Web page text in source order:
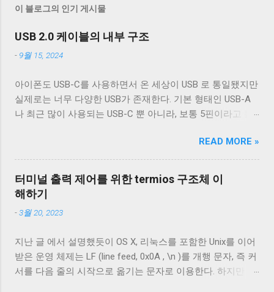
용되는 X86의 경우 메모리에...
C++에서 volatile 은 멀티 스레드와 아무런 관련이 없다. 이는
과거 C 표준에 스레드와 관련된 내용이 없던 시절에 추가된
이후로 지금까지 스펙이 변경되지 않았기 때문이다. 그래서
C++의 volatile 은 싱글 스레드 코드에서 변수의 접근이 최적
때 a += 1 을 반복하는 코드가 3회 반복될 때, 이 중간에 a 에
접근하는 코드가 없으면, 이 코드는 a += 3 으로 최적화될 수
있다. 만약 중간에 a 에 접근하는 코드가 있어도, 매번 a 를 메
수 있다. 하지만 a 의 타입이 volatile int 였다면, 이와 같은 최
적화는 할 수 없고 a 를 메모리에서 읽어 1을 더하여 메모리
에 쓰는 코드가 3번 들어가야 한다. 하지만 리오더링 되는 것
을 막지 않는다. 따라서 의존성이 없는 두 변수가 volatile로 선
이 블로그의 인기 게시물
USB 2.0 케이블의 내부 구조
- 9월 15, 2024
아이폰도 USB-C를 사용하면서 온 세상이 USB 로 통일됐지만
실제로는 너무 다양한 USB가 존재한다. 기본 형태인 USB-A
나 최근 많이 사용되는 USB-C 뿐 아니라, 보통 5핀이라고 불
그래도 컨넥터는 모양이 다르기 때문에 쉽게 구분할 수 있는
데 케이블은 답이 없다. 겉으로는 똑같아 보이는 케이블이라
도 어떤 케이블은 데이터 통신이 안 되고 어떤 케이블은 데이
터 통신이 가능하다. 이런 차이는 케이블 내부 구성에 따라 발
생한다. 이번 글에서는 USB 2.0 케이블의 내부를 통해 USB 케
이블에 대해 자세히 알아보겠다. Micro-B 케이블의 편조 차폐
2.0 케이블의 피복을 벗겨낸 것이다. 절연체 아래로 금속 선이
있는 것을 알 수 있다. 이 선들은 금속 선이지만 전선은 아니
다. 이 선은 전자기 차폐를 목적으로 들어간 금속 선이다. 실
READ MORE »
터미널 출력 제어를 위한 termios 구조체 이
해하기
-3월 20, 2023
지난 글 에서 설명했듯이 OS X, 리눅스를 포함한 Unix를 이어
받은 운영 체제는 LF (line feed, 0x0A , \n )를 개행 문자, 즉 커
서를 다음 줄의 시작으로 옮기는 문자로 이용한다. 하지만 표